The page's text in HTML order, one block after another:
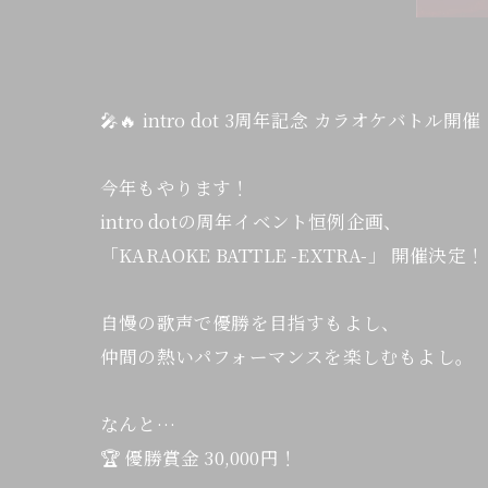
🎤🔥 intro dot 3周年記念 カラオケバトル開催
今年もやります！
intro dotの周年イベント恒例企画、
「KARAOKE BATTLE -EXTRA-」 開催決定！
自慢の歌声で優勝を目指すもよし、
仲間の熱いパフォーマンスを楽しむもよし。
なんと…
🏆 優勝賞金 30,000円！